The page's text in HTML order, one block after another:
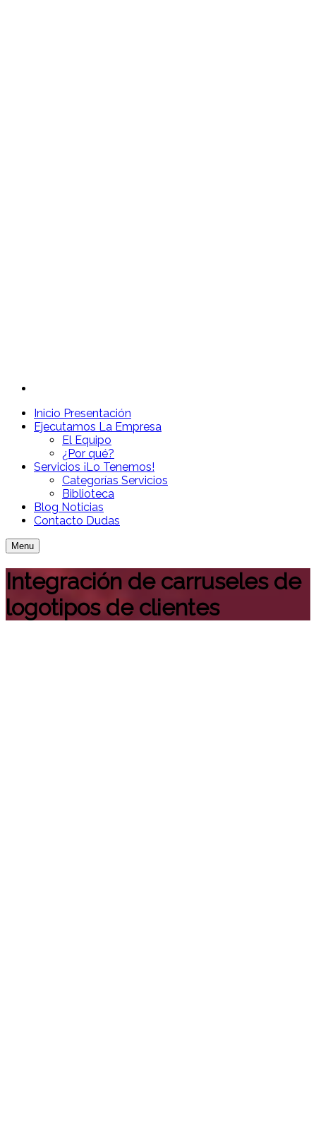
Inicio Presentación
Ejecutamos La Empresa
El Equipo
¿Por qué?
Servicios ¡Lo Tenemos!
Categorías Servicios
Biblioteca
Blog Noticias
Contacto Dudas
Menu
Integración de carruseles de
logotipos de clientes